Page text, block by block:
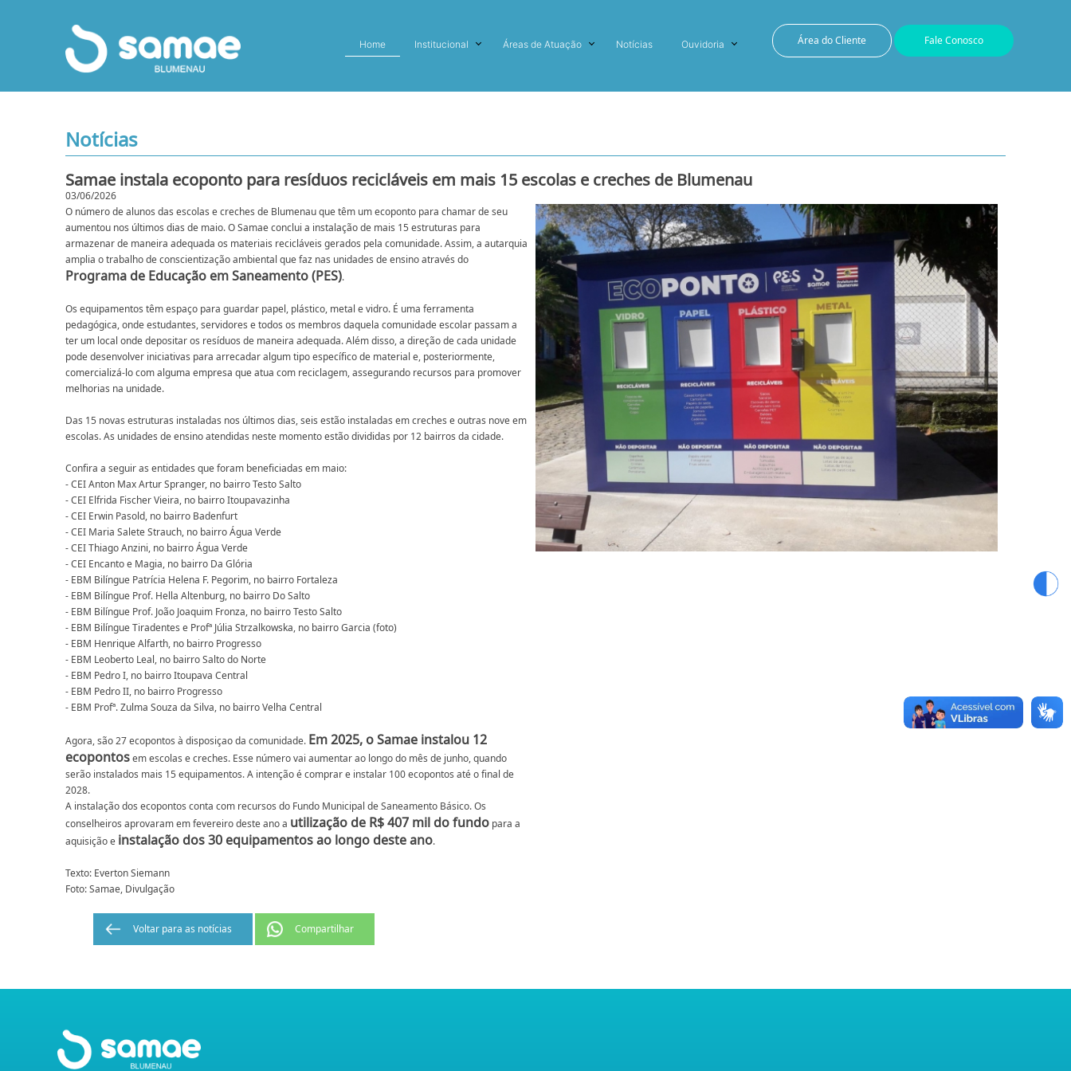
Área do Cliente Fale Conosco
Home Institucional Áreas de Atuação Notícias Ouvidoria
Notícias
Samae instala ecoponto para resíduos recicláveis em mais 15 escolas e creches de Blumenau
03/06/2026
O número de alunos das escolas e creches de Blumenau que têm um ecoponto para chamar de seu
aumentou nos últimos dias de maio. O Samae conclui a instalação de mais 15 estruturas para
armazenar de maneira adequada os materiais recicláveis gerados pela comunidade. Assim, a autarquia
amplia o trabalho de conscientização ambiental que faz nas unidades de ensino através do
Programa de Educação em Saneamento (PES).
Os equipamentos têm espaço para guardar papel, plástico, metal e vidro. É uma ferramenta
pedagógica, onde estudantes, servidores e todos os membros daquela comunidade escolar passam a
ter um local onde depositar os resíduos de maneira adequada. Além disso, a direção de cada unidade
pode desenvolver iniciativas para arrecadar algum tipo específico de material e, posteriormente,
comercializá-lo com alguma empresa que atua com reciclagem, assegurando recursos para promover
melhorias na unidade.
Das 15 novas estruturas instaladas nos últimos dias, seis estão instaladas em creches e outras nove em
escolas. As unidades de ensino atendidas neste momento estão divididas por 12 bairros da cidade.
Confira a seguir as entidades que foram beneficiadas em maio:
- CEI Anton Max Artur Spranger, no bairro Testo Salto
- CEI Elfrida Fischer Vieira, no bairro Itoupavazinha
- CEI Erwin Pasold, no bairro Badenfurt
- CEI Maria Salete Strauch, no bairro Água Verde
- CEI Thiago Anzini, no bairro Água Verde
- CEI Encanto e Magia, no bairro Da Glória
- EBM Bilíngue Patrícia Helena F. Pegorim, no bairro Fortaleza
- EBM Bilíngue Prof. Hella Altenburg, no bairro Do Salto
- EBM Bilíngue Prof. João Joaquim Fronza, no bairro Testo Salto
- EBM Bilíngue Tiradentes e Profª Júlia Strzalkowska, no bairro Garcia (foto)
- EBM Henrique Alfarth, no bairro Progresso
- EBM Leoberto Leal, no bairro Salto do Norte
- EBM Pedro I, no bairro Itoupava Central
- EBM Pedro II, no bairro Progresso
- EBM Profª. Zulma Souza da Silva, no bairro Velha Central
Agora, são 27 ecopontos à disposiçao da comunidade. Em 2025, o Samae instalou 12
ecopontosem escolas e creches. Esse número vai aumentar ao longo do mês de junho, quando
serão instalados mais 15 equipamentos. A intenção é comprar e instalar 100 ecopontos até o final de
2028.
A instalação dos ecopontos conta com recursos do Fundo Municipal de Saneamento Básico. Os
conselheiros aprovaram em fevereiro deste ano a utilização de R$ 407 mil do fundo para a
aquisição e instalação dos 30 equipamentos ao longo deste ano.
Texto: Everton Siemann
Foto: Samae, Divulgação
Voltar para as notícias Compartilhar